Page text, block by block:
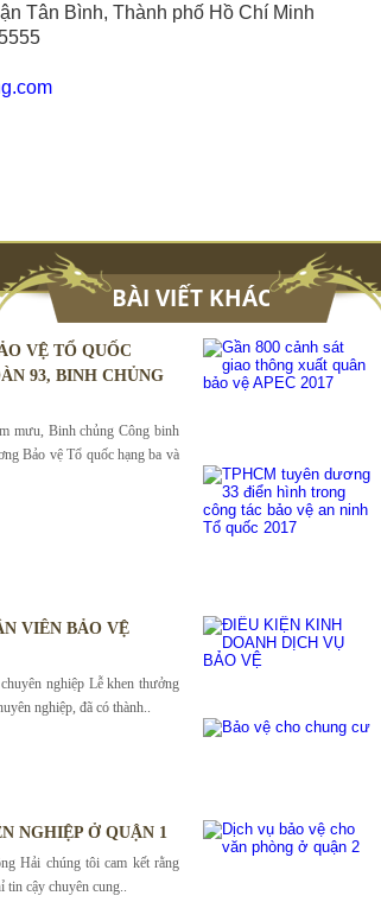
Tân Bình, Thành phố Hồ Chí Minh
BÀI VIẾT KHÁC
VỆ TỔ QUỐC
93, BINH CHỦNG
mưu, Binh chủng Công binh
Bảo vệ Tổ quốc hạng ba và
VIÊN BẢO VỆ
nghiệp Lễ khen thưởng
nghiệp, đã có thành..
NGHIỆP Ở QUẬN 1
Hải chúng tôi cam kết rằng
cậy chuyên cung..